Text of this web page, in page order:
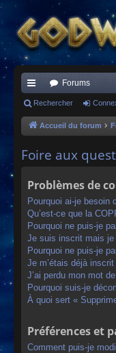
ac
co
s
Forums
Rechercher
Accueil du forum
Foire aux
Problèmes de
Pourquoi ai-je besoin
Qu’est-ce que la
Pourquoi ne puis-je
Je suis inscrit mais
Pourquoi ne puis-je
Je m’étais déjà
J’ai perdu mon mot
Pourquoi suis-je
À quoi sert «
Préférences et
Comment puis-je